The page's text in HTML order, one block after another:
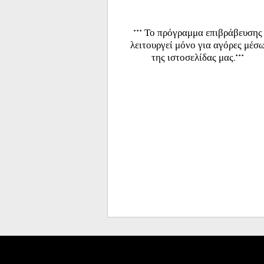
*** Το πρόγραμμα επιβράβευσης
λειτουργεί μόνο για αγόρες
της ιστοσελίδας μας.***